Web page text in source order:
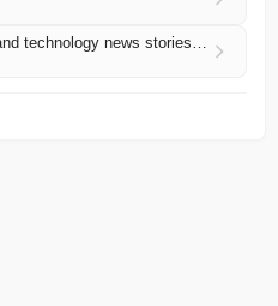
Phys.org | latest science and technology news stories 한국어 RSS